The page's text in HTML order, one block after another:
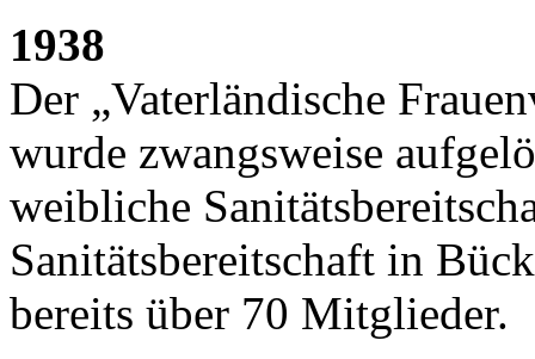
1938
Der „Vaterländische
wurde zwangsweise
weibliche
Sanitätsbereitschaft in
bereits über 70 Mitglieder.